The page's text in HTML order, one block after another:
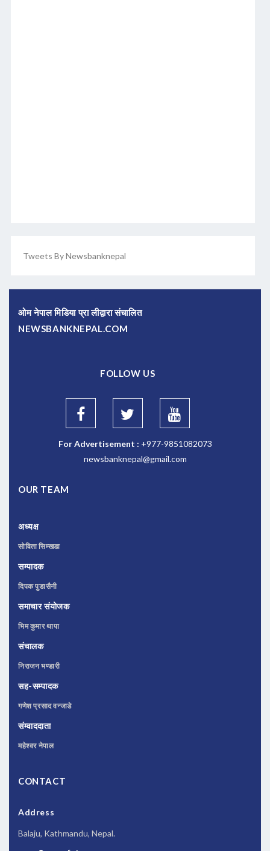
Tweets By Newsbanknepal
ओम नेपाल मिडिया प्रा लीद्वारा संचालित
NEWSBANKNEPAL.COM
FOLLOW US
For Advertisement : +977-9851082073
newsbanknepal@gmail.com
OUR TEAM
अध्यक्ष
सोविता सिम्खडा
सम्पादक
दिपक पुडासैनी
समाचार संयोजक
भिम कुमार थापा
संचालक
निराजन भण्डारी
सह-सम्पादक
गणेश प्रसाद वन्जाडे
संम्वाददाता
महेश्वर नेपाल
CONTACT
Address
Balaju, Kathmandu, Nepal.